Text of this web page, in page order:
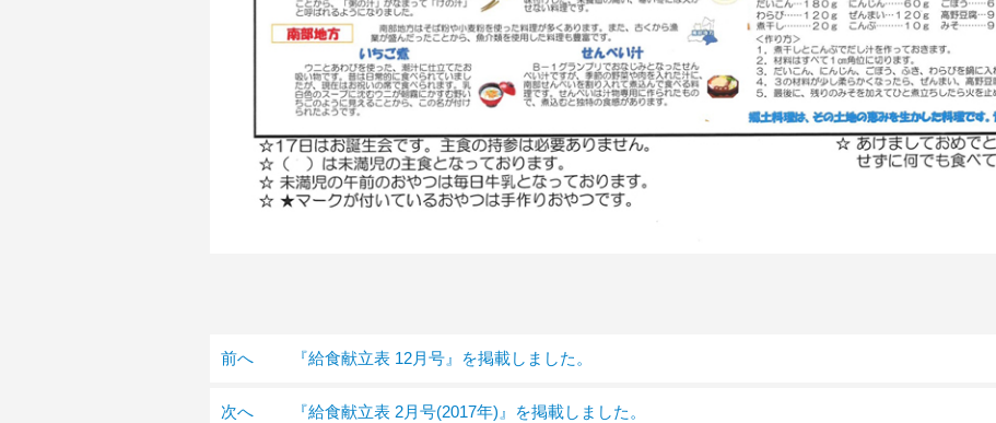
前へ 『給食献立表 12月号』を掲載しました。
次へ 『給食献立表 2月号(2017年)』を掲載しました。